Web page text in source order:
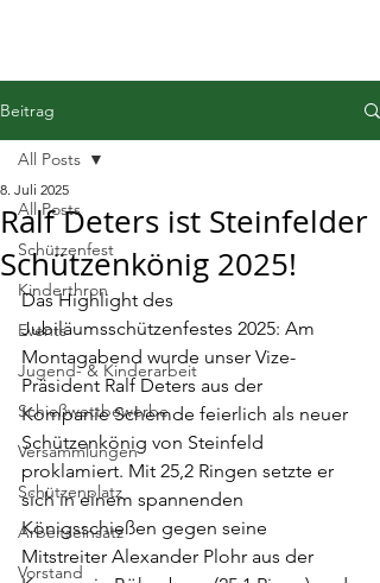
Beitrag
All Posts
Schützenfest
Kinderthron
Events
Jugend- & Kinderarbeit
Schießwettbewerbe
Versammlungen
Schützenplatz
Arbeitseinsatz
Vorstand
All Posts
Ralf Deters ist Steinfelder
Schützenkönig 2025!
8. Juli 2025
Das Highlight des
Jubiläumsschützenfestes 2025: Am
Montagabend wurde unser Vize-
Präsident Ralf Deters aus der
Kompanie Schemde feierlich als neuer
Schützenkönig von Steinfeld
proklamiert. Mit 25,2 Ringen setzte er
sich in einem spannenden
Königsschießen gegen seine
Mitstreiter Alexander Plohr aus der